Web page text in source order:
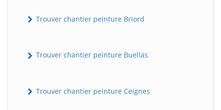
Trouver chantier peinture Briord
Trouver chantier peinture Buellas
Trouver chantier peinture Ceignes